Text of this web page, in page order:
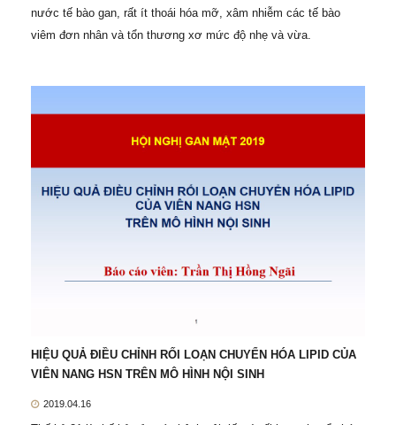
nước tế bào gan, rất ít thoái hóa mỡ, xâm nhiễm các tế bào
viêm đơn nhân và tổn thương xơ mức độ nhẹ và vừa.
HIỆU QUẢ ĐIỀU CHỈNH RỐI LOẠN CHUYỂN HÓA LIPID CỦA
VIÊN NANG HSN TRÊN MÔ HÌNH NỘI SINH
2019.04.16